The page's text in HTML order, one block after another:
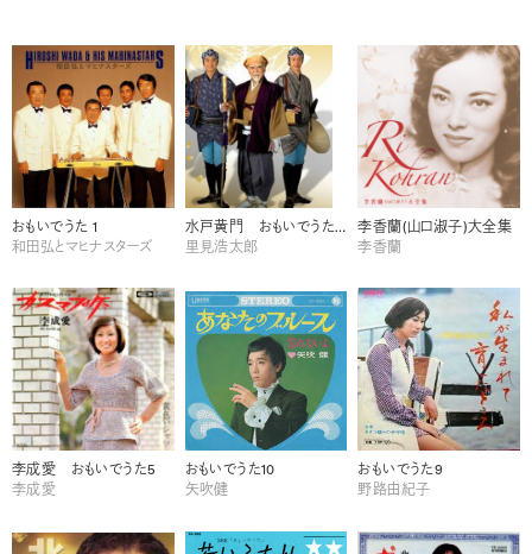
おもいでうた 1
和田弘とマヒナスターズ
水戸黄門 おもいでうた10
里見浩太郎
李香蘭(山口淑子)大全集
李香蘭
李成愛 おもいでうた5
李成愛
おもいでうた10
矢吹健
おもいでうた9
野路由紀子